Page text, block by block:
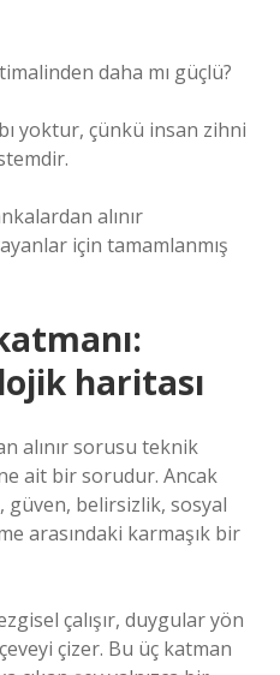
daha mı güçlü?
yoktur, çünkü insan zihni
alınır
için tamamlanmış
haritası
alınır sorusu teknik
ait bir sorudur. Ancak
güven, belirsizlik, sosyal
arasındaki karmaşık bir
çalışır, duygular yön
çizer. Bu üç katman